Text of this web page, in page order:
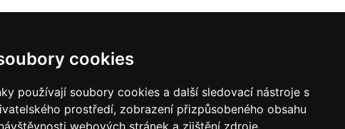
cookies
používají soubory cookies a další sledovací nástroje s
prostředí, zobrazení přizpůsobeného obsahu
webových stránek a zjištění zdroje